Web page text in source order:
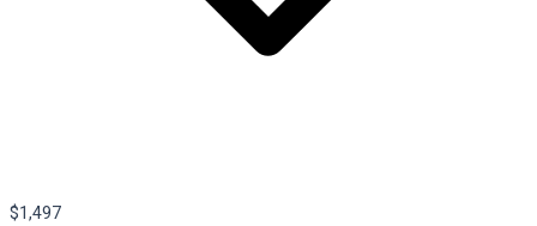
$1,497